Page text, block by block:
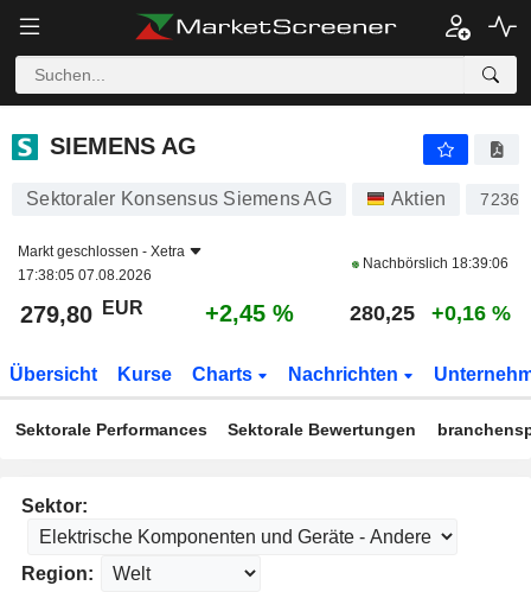
SIEMENS AG
SIEMENS AG
Sektoraler Konsensus Siemens AG Aktien
Markt geschlossen - Xetra
17:38:05 07.08.2026
Nachbörslich 18:39:06
279,80 EUR +2,45 % 280,25 +0,16 %
Übersicht Kurse Charts Nachrichten
Sektorale Performances Sektorale Bewertungen
Sektor:
Region: